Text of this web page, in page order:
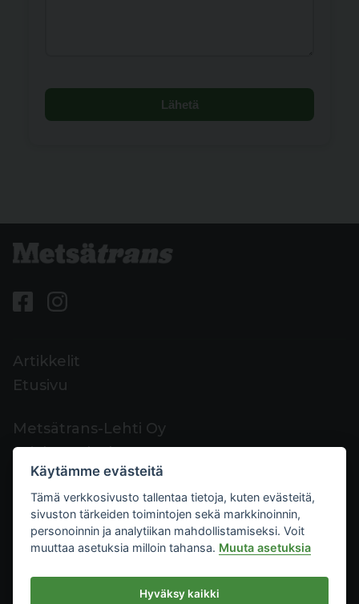
Lähetä
Artikkelit
Etusivu
Metsätrans-Lehti Oy
Asiakaspalvelu
Yhteystiedot
Palaute
Mediakortti
Metsätrans-Lehti Oy
Tietosuoja
Käytämme evästeitä
Tämä verkkosivusto tallentaa tietoja, kuten evästeitä,
sivuston tärkeiden toimintojen sekä markkinoinnin,
personoinnin ja analytiikan mahdollistamiseksi. Voit
muuttaa asetuksia milloin tahansa. Muuta asetuksia
Hyväksy kaikki